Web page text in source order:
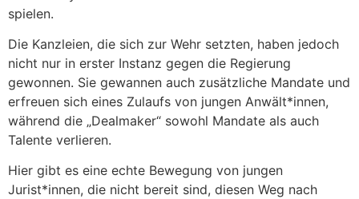
spielen.
Die Kanzleien, die sich zur Wehr setzten, haben jedoch
nicht nur in erster Instanz gegen die Regierung
gewonnen. Sie gewannen auch zusätzliche Mandate und
erfreuen sich eines Zulaufs von jungen Anwält*innen,
während die „Dealmaker“ sowohl Mandate als auch
Talente verlieren.
Hier gibt es eine echte Bewegung von jungen
Jurist*innen, die nicht bereit sind, diesen Weg nach